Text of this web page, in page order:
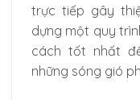
trực tiếp gây
dựng một quy
cách tốt nhất
những sóng gió